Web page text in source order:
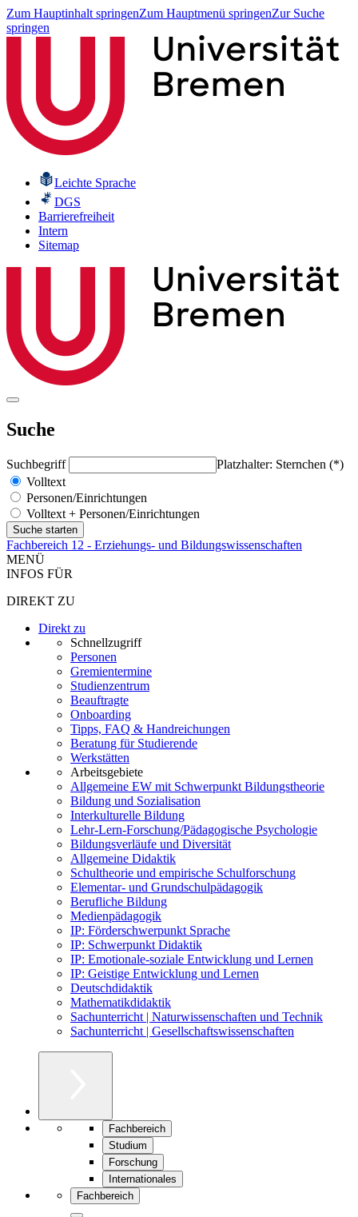
Zum Hauptinhalt springenZum Hauptmenü springenZur Suche
springen
Leichte Sprache
DGS
Barrierefreiheit
Intern
Sitemap
Suche
Suchbegriff
Platzhalter: Sternchen (*)
Volltext
Personen/Einrichtungen
Volltext + Personen/Einrichtungen
Fachbereich 12 - Erziehungs- und Bildungswissenschaften
MENÜ
INFOS FÜR
DIREKT ZU
Direkt zu
Schnellzugriff
Personen
Gremientermine
Studienzentrum
Beauftragte
Onboarding
Tipps, FAQ & Handreichungen
Beratung für Studierende
Werkstätten
Arbeitsgebiete
Allgemeine EW mit Schwerpunkt Bildungstheorie
Bildung und Sozialisation
Interkulturelle Bildung
Lehr-Lern-Forschung/Pädagogische Psychologie
Bildungsverläufe und Diversität
Allgemeine Didaktik
Schultheorie und empirische Schulforschung
Elementar- und Grundschulpädagogik
Berufliche Bildung
Medienpädagogik
IP: Förderschwerpunkt Sprache
IP: Schwerpunkt Didaktik
IP: Emotionale-soziale Entwicklung und Lernen
IP: Geistige Entwicklung und Lernen
Deutschdidaktik
Mathematikdidaktik
Sachunterricht | Naturwissenschaften und Technik
Sachunterricht | Gesellschaftswissenschaften
Fachbereich
Studium
Forschung
Internationales
Fachbereich